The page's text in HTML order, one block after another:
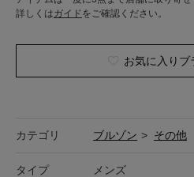
詳しくはガイド をご確認ください。
お気に入りブ
カテゴリ ブルゾン > その他
タイプ メンズ